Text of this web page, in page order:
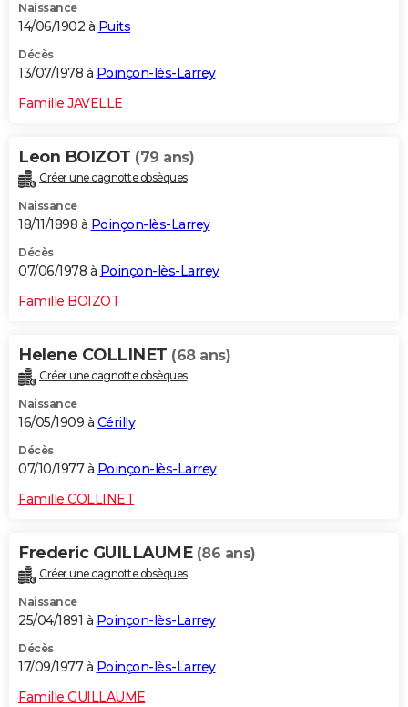
Naissance
14/06/1902 à Puits
Décès
13/07/1978 à Poinçon-lès-Larrey
Famille JAVELLE
Leon BOIZOT (79 ans)
Créer une cagnotte obsèques
Naissance
18/11/1898 à Poinçon-lès-Larrey
Décès
07/06/1978 à Poinçon-lès-Larrey
Famille BOIZOT
Helene COLLINET (68 ans)
Créer une cagnotte obsèques
Naissance
16/05/1909 à Cérilly
Décès
07/10/1977 à Poinçon-lès-Larrey
Famille COLLINET
Frederic GUILLAUME (86 ans)
Créer une cagnotte obsèques
Naissance
25/04/1891 à Poinçon-lès-Larrey
Décès
17/09/1977 à Poinçon-lès-Larrey
Famille GUILLAUME